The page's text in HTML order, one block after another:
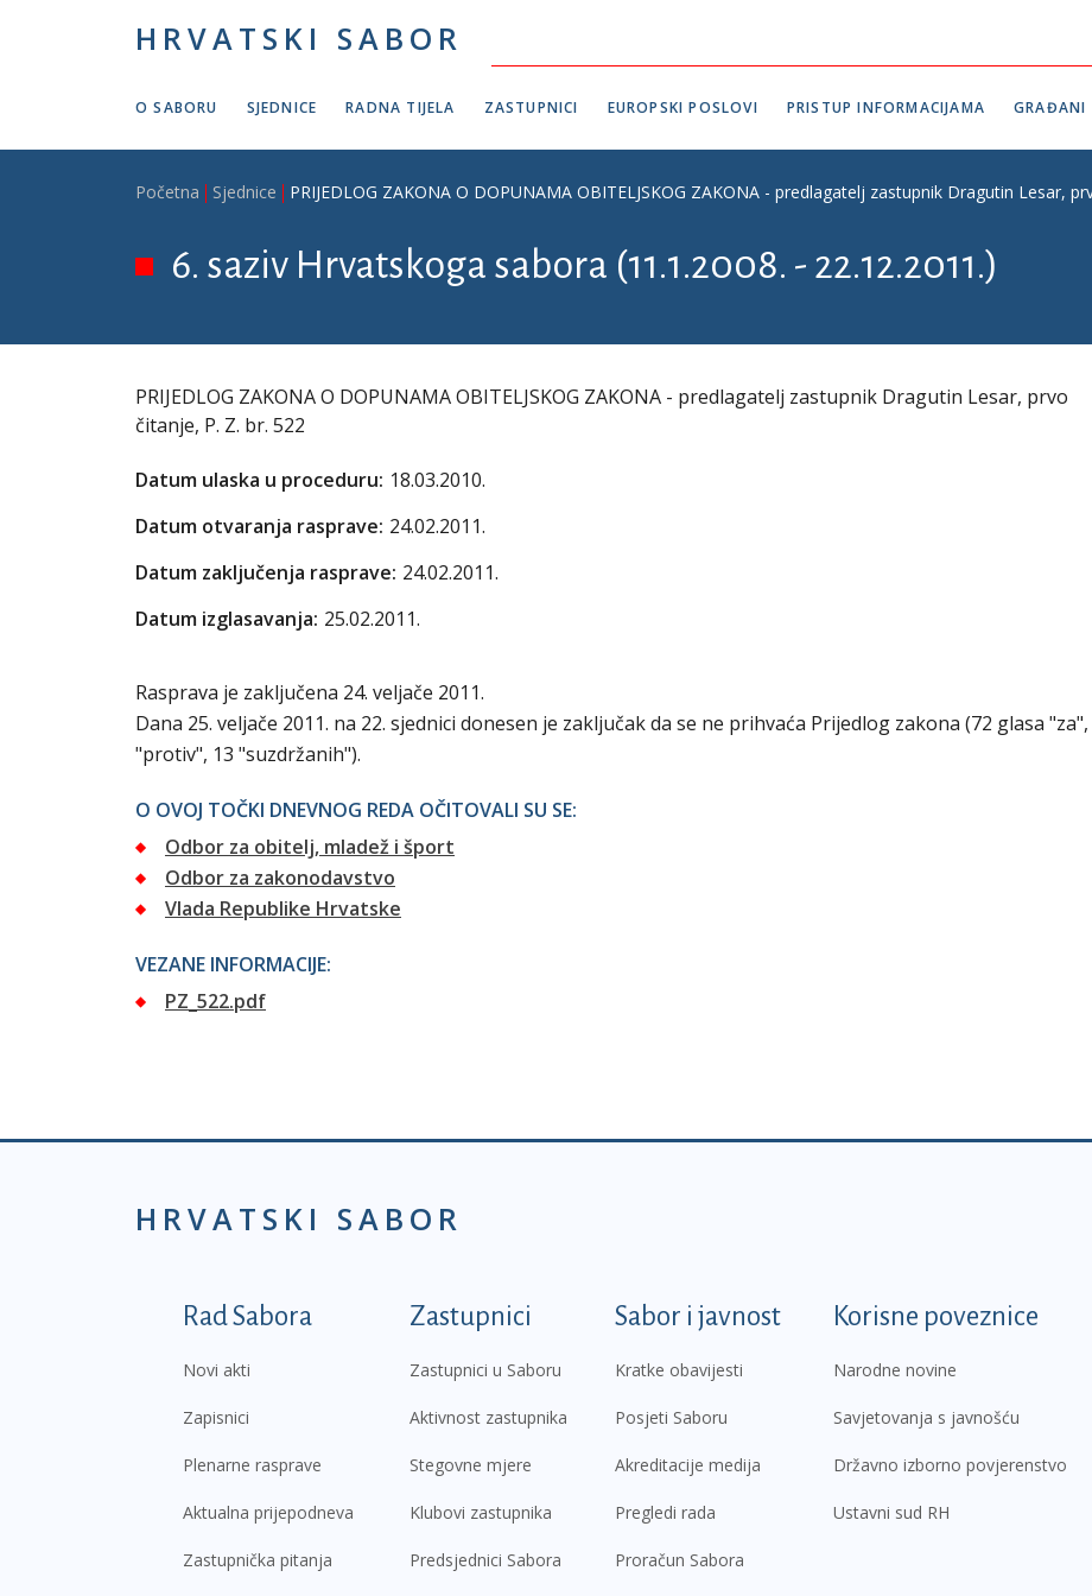
HRVATSKI SABOR
O SABORU SJEDNICE RADNA TIJELA ZASTUPNICI EUROPSKI POSLOVI PRISTUP INFORMACIJAMA GRAĐANI
Breadcrumb
Početna Sjednice PRIJEDLOG ZAKONA O DOPUNAMA OBITELJSKOG ZAKONA - predlagatelj zastupnik Dragutin Lesar,
6. saziv Hrvatskoga sabora (11.1.2008. - 22.12.2011.)
PRIJEDLOG ZAKONA O DOPUNAMA OBITELJSKOG ZAKONA - predlagatelj zastupnik Dragutin Lesar, prvo
čitanje, P. Z. br. 522
Datum ulaska u proceduru: 18.03.2010.
Datum otvaranja rasprave: 24.02.2011.
Datum zaključenja rasprave: 24.02.2011.
Datum izglasavanja: 25.02.2011.
Rasprava je zaključena 24. veljače 2011.
Dana 25. veljače 2011. na 22. sjednici donesen je zaključak da se ne prihvaća Prijedlog zakona (72 glasa
"protiv", 13 "suzdržanih").
O OVOJ TOČKI DNEVNOG REDA OČITOVALI SU SE:
Odbor za obitelj, mladež i šport
Odbor za zakonodavstvo
Vlada Republike Hrvatske
VEZANE INFORMACIJE:
PZ_522.pdf
HRVATSKI SABOR
Podnožje prvi izbornik
Rad Sabora
Novi akti
Zapisnici
Plenarne rasprave
Aktualna prijepodneva
Zastupnička pitanja
Zastupnici
Zastupnici u Saboru
Aktivnost zastupnika
Stegovne mjere
Klubovi zastupnika
Predsjednici Sabora
Sabor i javnost
Kratke obavijesti
Posjeti Saboru
Akreditacije medija
Pregledi rada
Proračun Sabora
Korisne poveznice
Narodne novine
Savjetovanja s javnošću
Državno izborno povjerenstvo
Ustavni sud RH